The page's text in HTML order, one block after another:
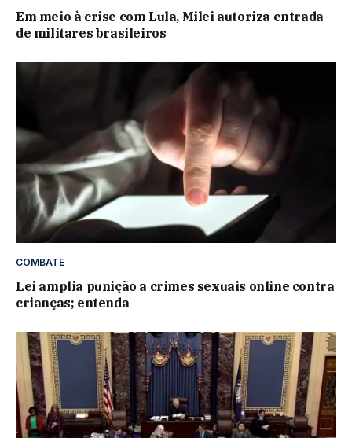
Em meio à crise com Lula, Milei autoriza entrada
de militares brasileiros
COMBATE
Lei amplia punição a crimes sexuais online contra
crianças; entenda